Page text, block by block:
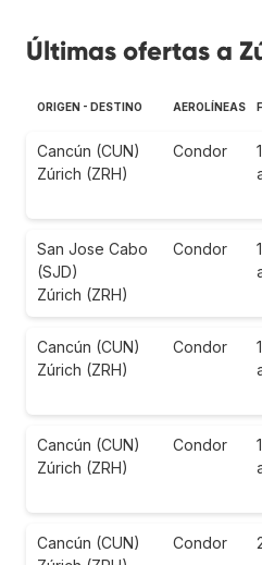
Últimas ofertas a
ORIGEN - DESTINO AEROLÍNEAS
Cancún (CUN)
Zúrich (ZRH)
Condor
San Jose Cabo
(SJD)
Zúrich (ZRH)
Condor
Cancún (CUN)
Zúrich (ZRH)
Condor
Cancún (CUN)
Zúrich (ZRH)
Condor
Cancún (CUN)
Condor